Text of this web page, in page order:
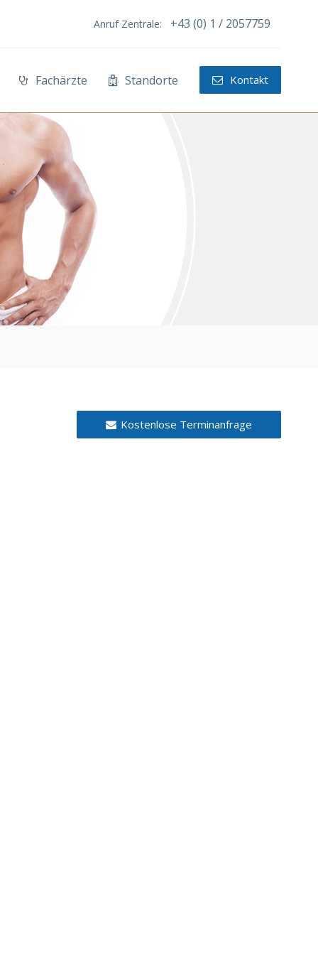
Anruf Zentrale: +43 (0) 1 / 2057759
Fachärzte Standorte Kontakt
Kostenlose Terminanfrage